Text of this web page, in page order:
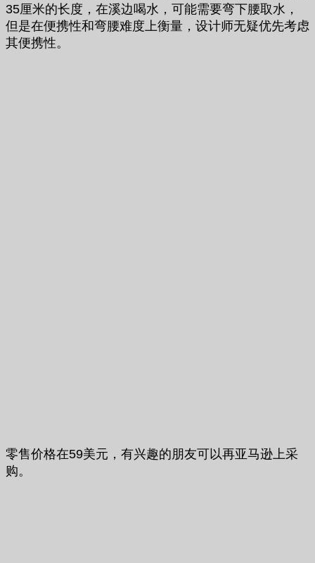
35厘米的长度，在溪边喝水，可能需要弯下腰取水，
但是在便携性和弯腰难度上衡量，设计师无疑优先考虑
其便携性。
零售价格在59美元，有兴趣的朋友可以再亚马逊上采
购。